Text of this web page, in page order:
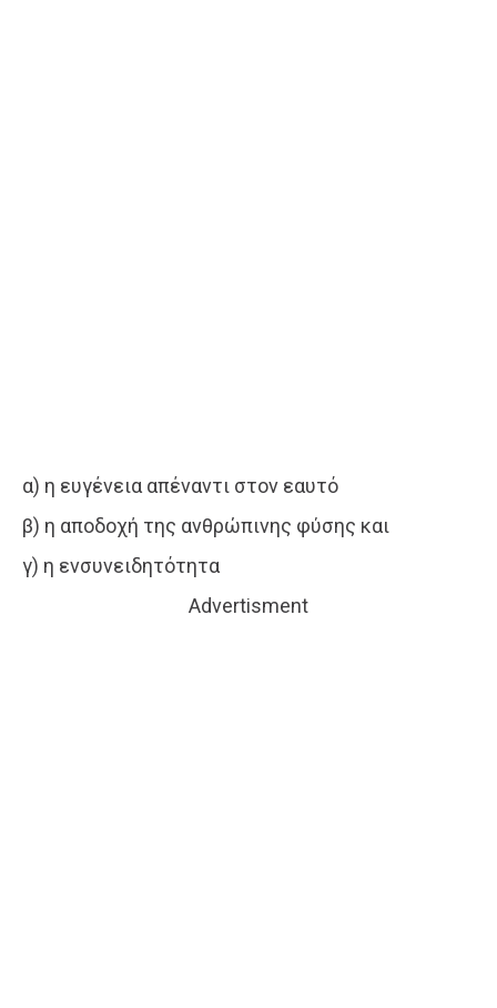
α) η ευγένεια απέναντι στον εαυτό
β) η αποδοχή της ανθρώπινης φύσης και
γ) η ενσυνειδητότητα
Advertisment